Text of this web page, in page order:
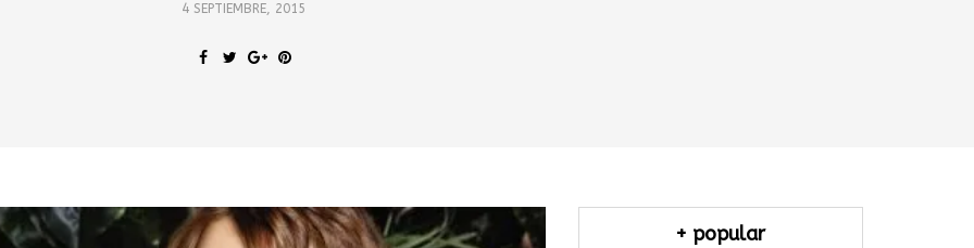
4 SEPTIEMBRE, 2015
+ popular